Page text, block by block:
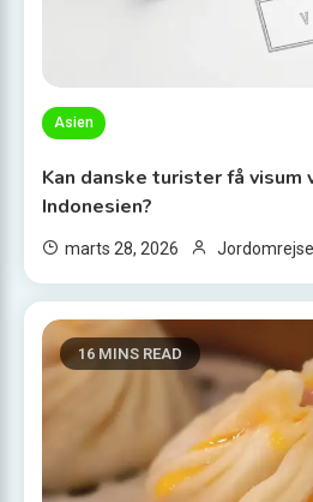
Asien
Kan danske turister få
Indonesien?
marts 28, 2026
16 MINS READ